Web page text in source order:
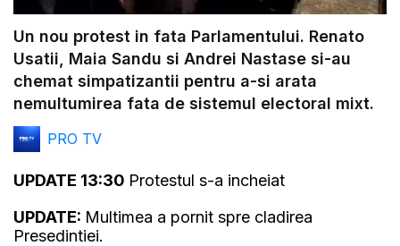
Un nou protest in fata Parlamentului. Renato
Usatii, Maia Sandu si Andrei Nastase si-au
chemat simpatizantii pentru a-si arata
nemultumirea fata de sistemul electoral mixt.
PRO TV
UPDATE 13:30 Protestul s-a incheiat
UPDATE: Multimea a pornit spre cladirea
Presedintiei.